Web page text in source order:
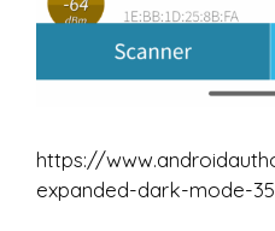
https://
expanded-dark-mode-